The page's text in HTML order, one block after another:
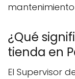
¿Qué
tienda en
El Supervisor